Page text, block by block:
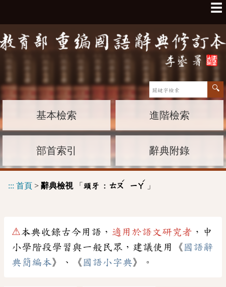
☰
基本檢索 進階檢索
部首索引 辭典附錄
::: 首頁 > 辭典檢視「 頭牙 : ㄊㄡ
ˊ
ㄧㄚ
ˊ
」
⚠本典收錄古今用語， 適用於語文研究者 ，中
小學階段學習與一般民眾，建議使用《 國語辭
典簡編本》、《 國語小字典》。